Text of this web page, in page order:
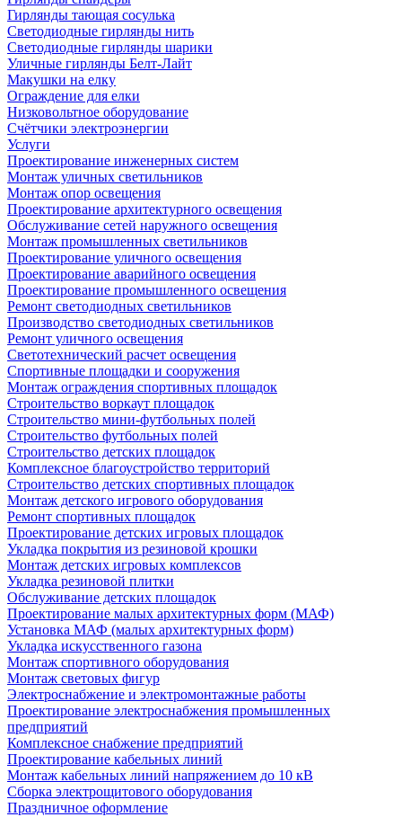
Гирлянды тающая сосулька
Светодиодные гирлянды нить
Светодиодные гирлянды шарики
Уличные гирлянды Белт-Лайт
Макушки на елку
Ограждение для елки
Низковольтное оборудование
Счётчики электроэнергии
Услуги
Проектирование инженерных систем
Монтаж уличных светильников
Монтаж опор освещения
Проектирование архитектурного освещения
Обслуживание сетей наружного освещения
Монтаж промышленных светильников
Проектирование уличного освещения
Проектирование аварийного освещения
Проектирование промышленного освещения
Ремонт светодиодных светильников
Производство светодиодных светильников
Ремонт уличного освещения
Светотехнический расчет освещения
Спортивные площадки и сооружения
Монтаж ограждения спортивных площадок
Строительство воркаут площадок
Строительство мини-футбольных полей
Строительство футбольных полей
Строительство детских площадок
Комплексное благоустройство территорий
Строительство детских спортивных площадок
Монтаж детского игрового оборудования
Ремонт спортивных площадок
Проектирование детских игровых площадок
Укладка покрытия из резиновой крошки
Монтаж детских игровых комплексов
Укладка резиновой плитки
Обслуживание детских площадок
Проектирование малых архитектурных форм (МАФ)
Установка МАФ (малых архитектурных форм)
Укладка искусственного газона
Монтаж спортивного оборудования
Монтаж световых фигур
Электроснабжение и электромонтажные работы
Проектирование электроснабжения промышленных
предприятий
Комплексное снабжение предприятий
Проектирование кабельных линий
Монтаж кабельных линий напряжением до 10 кВ
Сборка электрощитового оборудования
Праздничное оформление